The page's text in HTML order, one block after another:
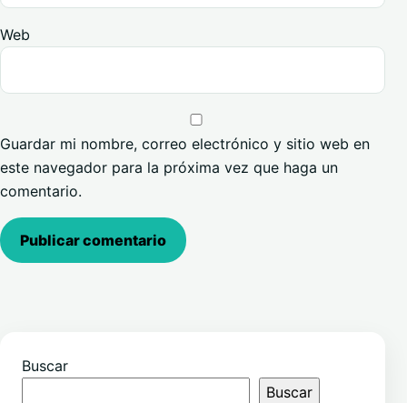
Web
Guardar mi nombre, correo electrónico y sitio web en
este navegador para la próxima vez que haga un
comentario.
Buscar
Buscar